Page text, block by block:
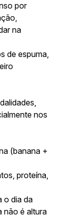
por
na
de espuma,
nos
(banana +
proteína,
o dia da
não é altura